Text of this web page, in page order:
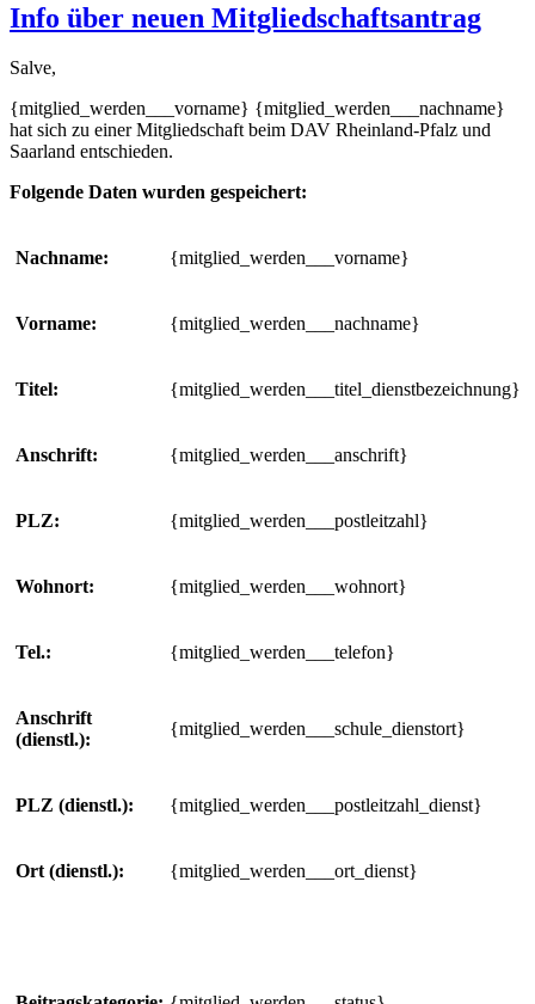
Info über neuen Mitgliedschaftsantrag
Salve,
{mitglied_werden___vorname} {mitglied_werden___nachname}
hat sich zu einer Mitgliedschaft beim DAV Rheinland-Pfalz und
Saarland entschieden.
Folgende Daten wurden gespeichert:
Nachname: {mitglied_werden___vorname}
Vorname: {mitglied_werden___nachname}
Titel: {mitglied_werden___titel_dienstbezeichnung}
Anschrift: {mitglied_werden___anschrift}
PLZ: {mitglied_werden___postleitzahl}
Wohnort: {mitglied_werden___wohnort}
Tel.: {mitglied_werden___telefon}
Anschrift
(dienstl.):
{mitglied_werden___schule_dienstort}
PLZ (dienstl.): {mitglied_werden___postleitzahl_dienst}
Ort (dienstl.): {mitglied_werden___ort_dienst}